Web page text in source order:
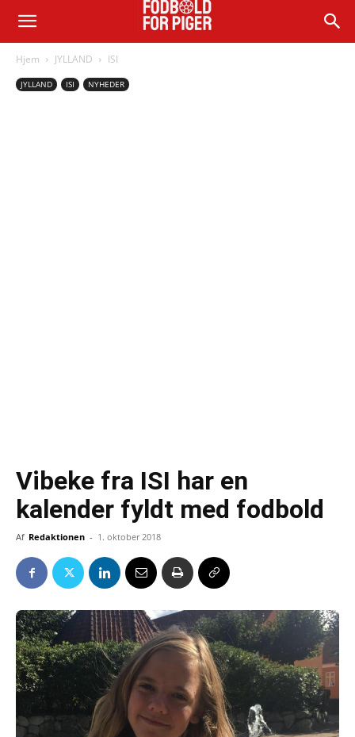
Hjem JYLLAND ISI
JYLLAND ISI NYHEDER
Vibeke fra ISI har en
kalender fyldt med fodbold
Af Redaktionen - 1. oktober 2018